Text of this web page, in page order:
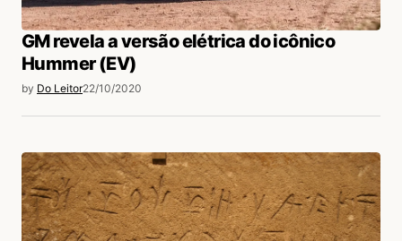
Oi Marcelo. O do quadro na foto? Não
testei, usei de um banco de imagens, não
tinha pensado nessa possibilidade que você
levantou. Vou retirar a foto, obrigado por
Acesse para responder
GM revela a versão elétrica do icônico
Hummer (EV)
by Do Leitor22/10/2020